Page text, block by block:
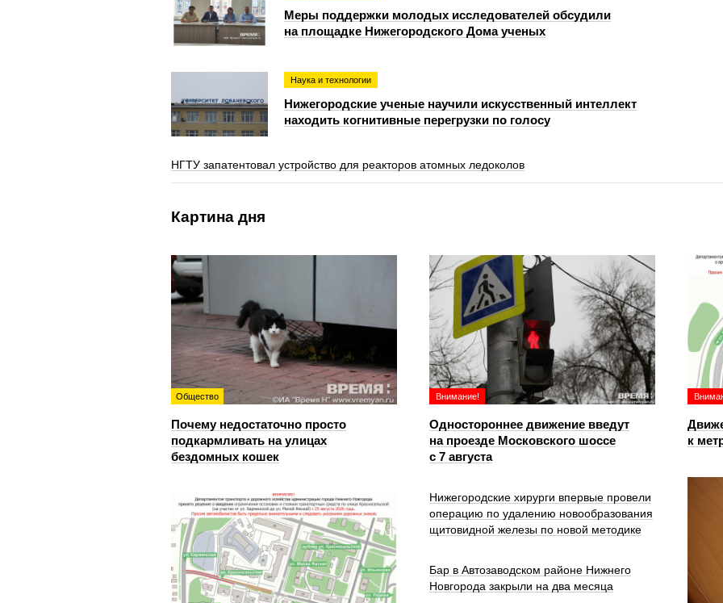
Меры поддержки молодых исследователей обсудили
на площадке Нижегородского Дома ученых
Наука и технологии
Нижегородские ученые научили искусственный интеллект
находить когнитивные перегрузки по голосу
НГТУ запатентовал устройство для реакторов атомных ледоколов
Картина дня
Общество
Почему недостаточно просто
подкармливать на улицах
бездомных кошек
Внимание!
Одностороннее движение введут
на проезде Московского шоссе
с 7 августа
к
Нижегородские хирурги впервые провели
операцию по удалению новообразования
щитовидной железы по новой методике
Бар в Автозаводском районе Нижнего
Новгорода закрыли на два месяца